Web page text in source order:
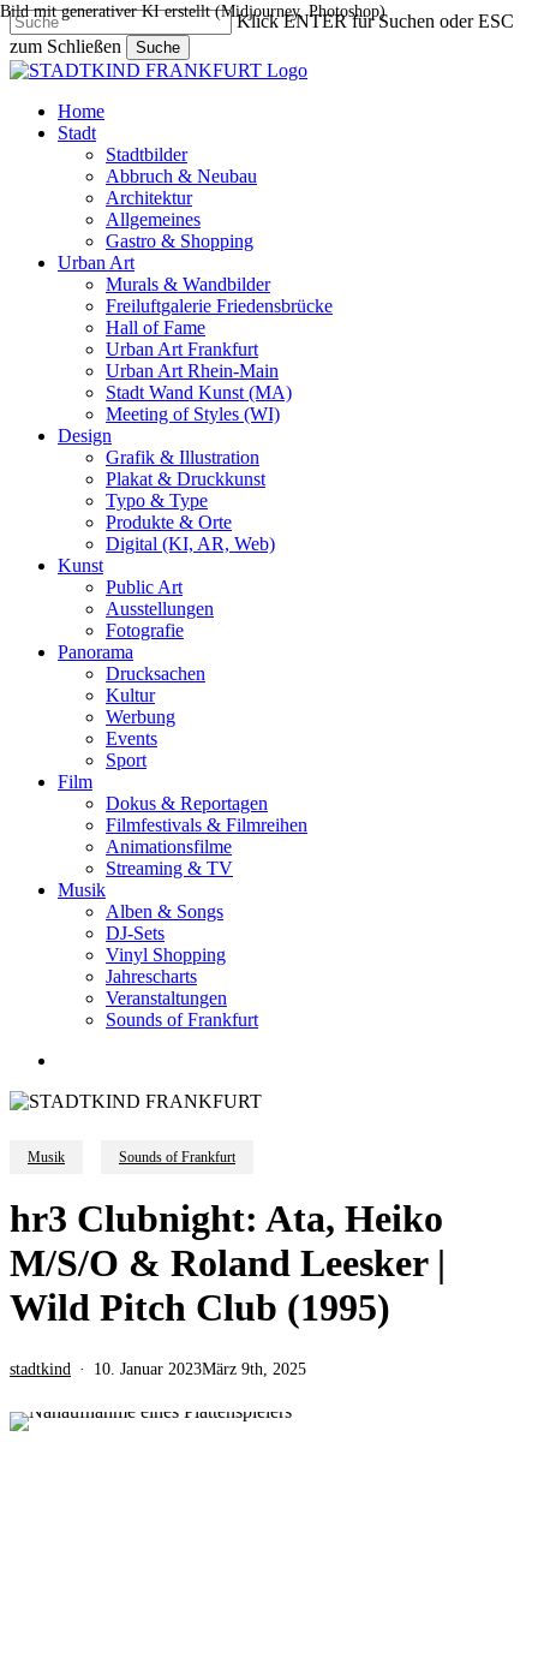
Skip
to
main
content
Klick ENTER für Suchen oder ESC
zum Schließen
Suche
Close
search
Menu
Home
Stadt
Stadtbilder
Abbruch & Neubau
Architektur
Allgemeines
Gastro & Shopping
Urban Art
Murals & Wandbilder
Freiluftgalerie Friedensbrücke
Hall of Fame
Urban Art Frankfurt
Urban Art Rhein-Main
Stadt Wand Kunst (MA)
Meeting of Styles (WI)
Design
Grafik & Illustration
Plakat & Druckkunst
Typo & Type
Produkte & Orte
Digital (KI, AR, Web)
Kunst
Public Art
Ausstellungen
Fotografie
Panorama
Drucksachen
Kultur
Werbung
Events
Sport
Film
Dokus & Reportagen
Filmfestivals & Filmreihen
Animationsfilme
Streaming & TV
Musik
Alben & Songs
DJ-Sets
Vinyl Shopping
Jahrescharts
Veranstaltungen
Sounds of Frankfurt
Musik Sounds of Frankfurt
hr3 Clubnight: Ata, Heiko
M/S/O & Roland Leesker |
Wild Pitch Club (1995)
stadtkind 10. Januar 2023März 9th, 2025
Bild mit generativer KI erstellt (Midjourney, Photoshop)